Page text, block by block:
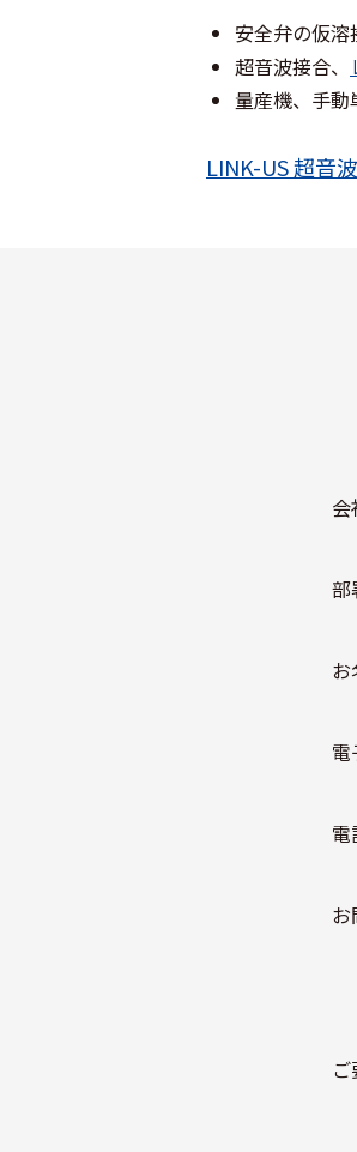
安全弁の仮
超音波接合、
量産機、手動
LINK-US 超音
会
部
お
電
電
お